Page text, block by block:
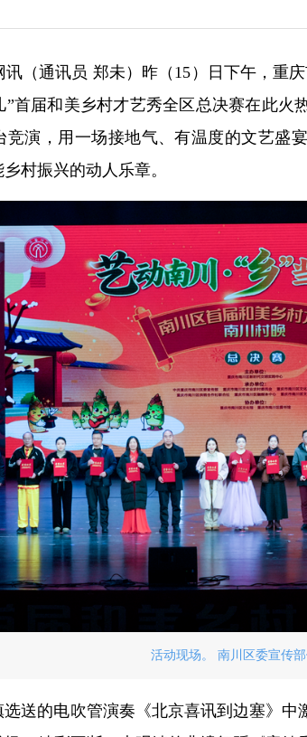
讯（通讯员 郑未）昨（15）日下午，重
”首届和美乡村才艺秀全区总决赛在此
竞演，用一场接地气、有温度的文艺盛
村振兴的动人乐章。
活动现场。 南川区委宣传部
送的电吹管演奏《北京喜讯到边塞》